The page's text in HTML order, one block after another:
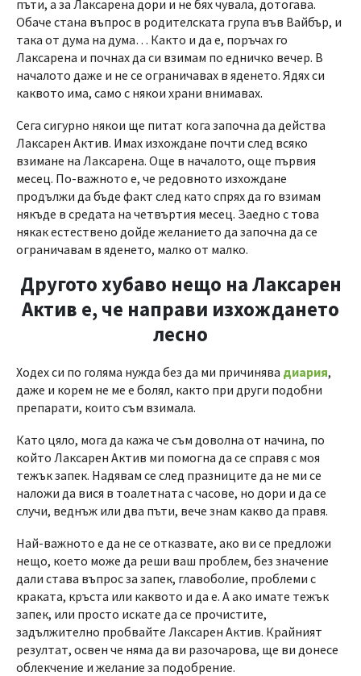
пъти, а за Лаксарена дори и не бях чувала, дотогава.
Обаче стана въпрос в родителската група във Вайбър, и
така от дума на дума… Както и да е, поръчах го
Лаксарена и почнах да си взимам по едничко вечер. В
началото даже и не се ограничавах в яденето. Ядях си
каквото има, само с някои храни внимавах.
Сега сигурно някои ще питат кога започна да действа
Лаксарен Актив. Имах изхождане почти след всяко
взимане на Лаксарена. Още в началото, още първия
месец. По-важното е, че редовното изхождане
продължи да бъде факт след като спрях да го взимам
някъде в средата на четвъртия месец. Заедно с това
някак естествено дойде желанието да започна да се
ограничавам в яденето, малко от малко.
Другото хубаво нещо на Лаксарен
Актив е, че направи изхождането
лесно
Ходех си по голяма нужда без да ми причинява диария,
даже и корем не ме е болял, както при други подобни
препарати, които съм взимала.
Като цяло, мога да кажа че съм доволна от начина, по
който Лаксарен Актив ми помогна да се справя с моя
тежък запек. Надявам се след празниците да не ми се
наложи да вися в тоалетната с часове, но дори и да се
случи, веднъж или два пъти, вече знам какво да правя.
Най-важното е да не се отказвате, ако ви се предложи
нещо, което може да реши ваш проблем, без значение
дали става въпрос за запек, главоболие, проблеми с
краката, кръста или каквото и да е. А ако имате тежък
запек, или просто искате да се прочистите,
задължително пробвайте Лаксарен Актив. Крайният
резултат, освен че няма да ви разочарова, ще ви донесе
облекчение и желание за подобрение.